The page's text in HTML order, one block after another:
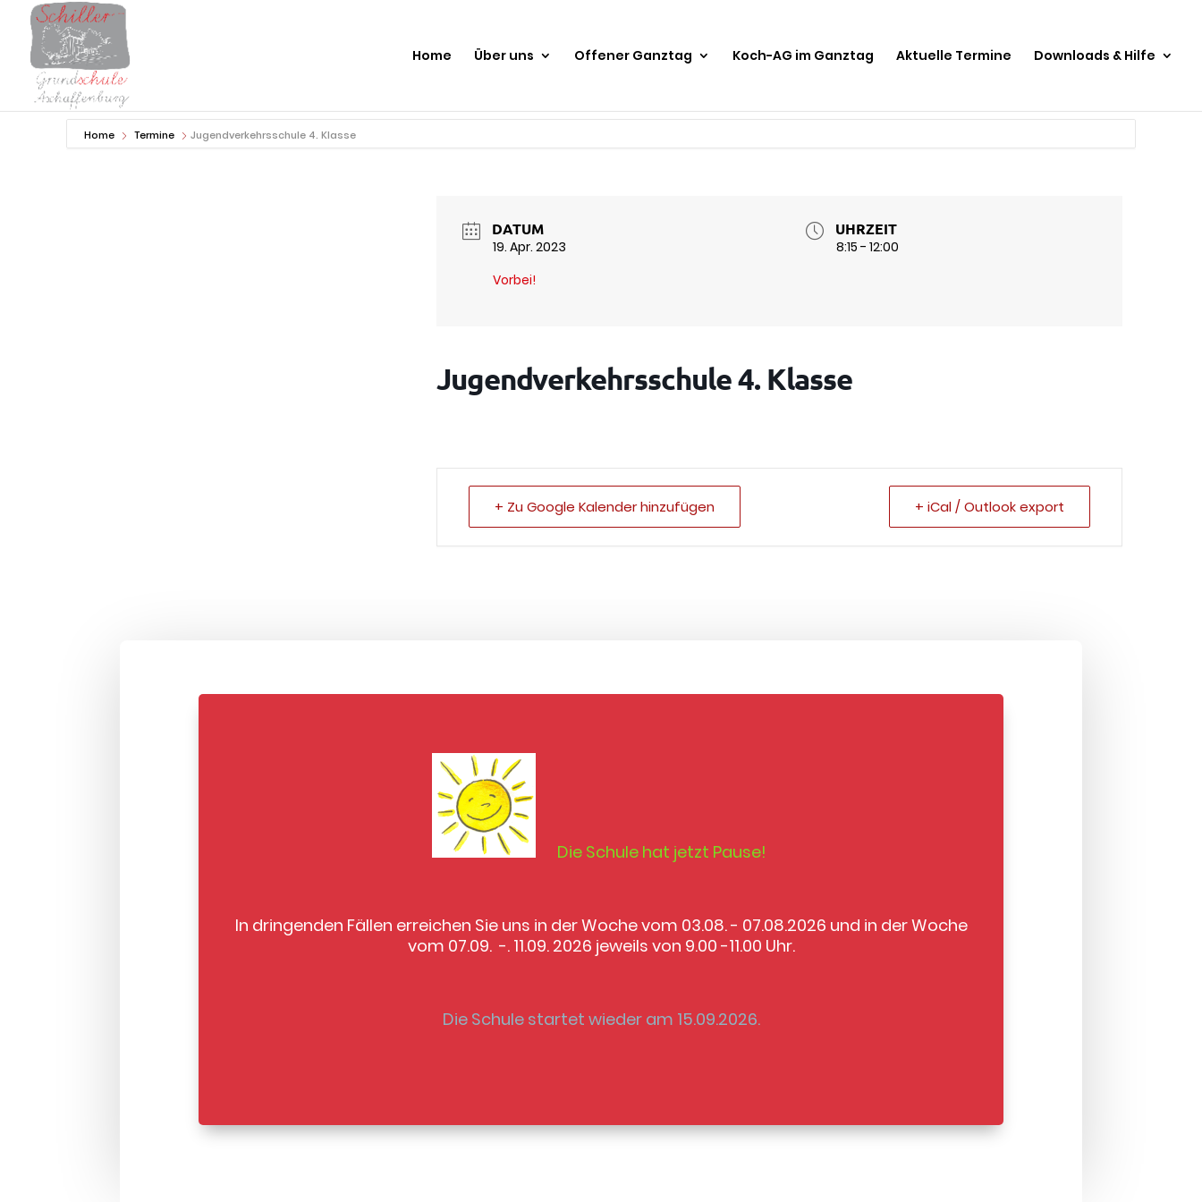
Home Über uns Offener Ganztag Koch-AG im Ganztag Aktuelle Termine Downloads & Hilfe
Home Termine Jugendverkehrsschule 4. Klasse
DATUM
19. Apr. 2023
Vorbei!
UHRZEIT
8:15 - 12:00
Jugendverkehrsschule 4. Klasse
+ Zu Google Kalender hinzufügen + iCal / Outlook export
Die Schule hat jetzt Pause!
In dringenden Fällen erreichen Sie uns in der Woche vom 03.08. - 07.08.2026 und in der Woche
vom 07.09. -. 11.09. 2026 jeweils von 9.00 -11.00 Uhr.
Die Schule startet wieder am 15.09.2026.